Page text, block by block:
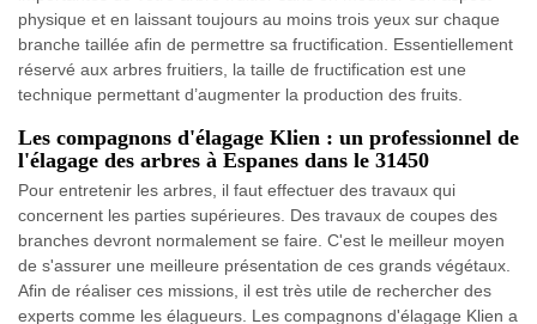
physique et en laissant toujours au moins trois yeux sur chaque
branche taillée afin de permettre sa fructification. Essentiellement
réservé aux arbres fruitiers, la taille de fructification est une
technique permettant d’augmenter la production des fruits.
Les compagnons d'élagage Klien : un professionnel de
l'élagage des arbres à Espanes dans le 31450
Pour entretenir les arbres, il faut effectuer des travaux qui
concernent les parties supérieures. Des travaux de coupes des
branches devront normalement se faire. C'est le meilleur moyen
de s'assurer une meilleure présentation de ces grands végétaux.
Afin de réaliser ces missions, il est très utile de rechercher des
experts comme les élagueurs. Les compagnons d'élagage Klien a